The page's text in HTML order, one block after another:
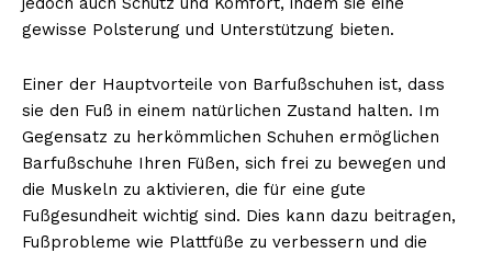
gewisse Polsterung und Unterstützung bieten.
Einer der Hauptvorteile von Barfußschuhen ist, dass
sie den Fuß in einem natürlichen Zustand halten. Im
Gegensatz zu herkömmlichen Schuhen ermöglichen
Barfußschuhe Ihren Füßen, sich frei zu bewegen und
die Muskeln zu aktivieren, die für eine gute
Fußgesundheit wichtig sind. Dies kann dazu beitragen,
Fußprobleme wie Plattfüße zu verbessern und die